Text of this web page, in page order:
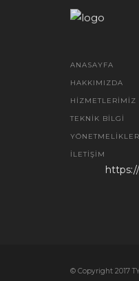
ANASAYFA
HAKKIMIZDA
HIZMETLERIMIZ
TEKNIK BILGI
İLETIŞIM
© Copyright 2017